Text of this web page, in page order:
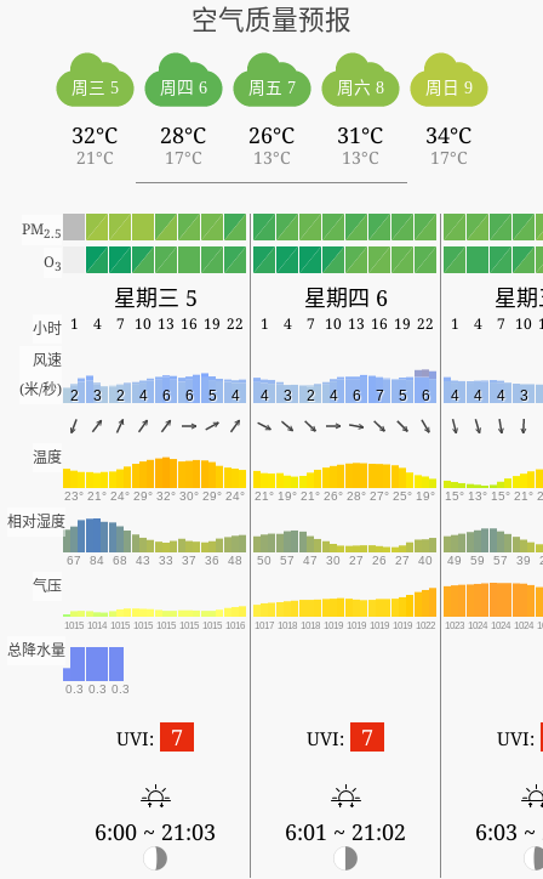
空气质量预报
周三 5
32°C
21°C
周四 6
28°C
17°C
周五 7
26°C
13°C
周六 8
31°C
13°C
周日 9
34°C
17°C
PM2.5
O3
星期三 5 星期四 6 星
小时 1 4 7 10 13 16 19 22 1 4 7 10 13 16 19 22 1 4 7 10
风速
(米/秒) 2 3 2 4 6 6 5 4 4 3 2 4 6 7 5 6 4 4 4 3
温度
23° 21° 24° 29° 32° 30° 29° 24° 21° 19° 21° 26° 28° 27° 25° 19° 15° 13° 15° 21°
相对湿度
67 84 68 43 33 37 36 48 50 57 47 30 27 26 27 40 49 59 57 39
气压
1015 1014 1015 1015 1015 1015 1015 1016 1017 1018 1018 1019 1019 1019 1019 1022 1023 1024 1024 1024
总降水量
0.3 0.3 0.3
UVI: 7
6:00 ~ 21:03
UVI: 7
6:01 ~ 21:02
UVI:
6:03 ~